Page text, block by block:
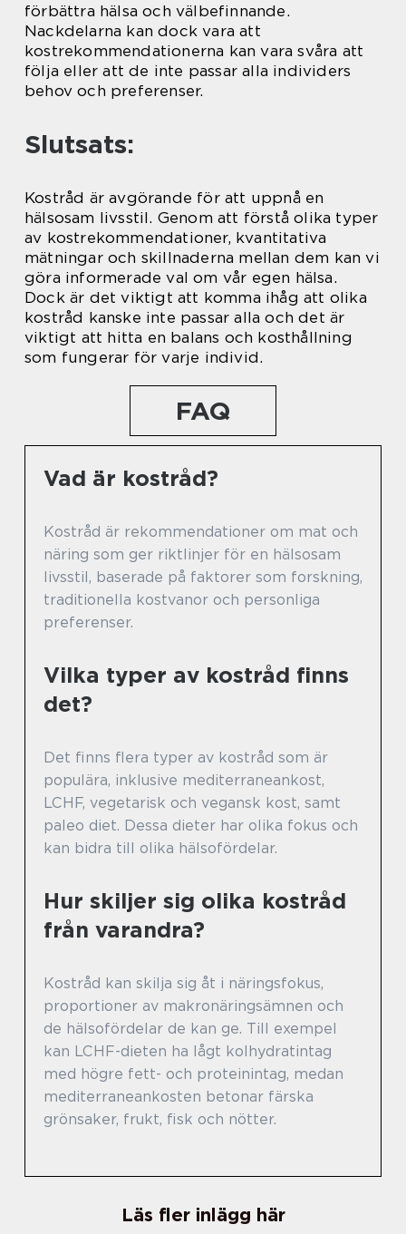
förbättra hälsa och välbefinnande.
Nackdelarna kan dock vara att
kostrekommendationerna kan vara svåra att
följa eller att de inte passar alla individers
behov och preferenser.
Slutsats:
Kostråd är avgörande för att uppnå en
hälsosam livsstil. Genom att förstå olika typer
av kostrekommendationer, kvantitativa
mätningar och skillnaderna mellan dem kan vi
göra informerade val om vår egen hälsa.
Dock är det viktigt att komma ihåg att olika
kostråd kanske inte passar alla och det är
viktigt att hitta en balans och kosthållning
som fungerar för varje individ.
FAQ
Vad är kostråd?
Kostråd är rekommendationer om mat och
näring som ger riktlinjer för en hälsosam
livsstil, baserade på faktorer som forskning,
traditionella kostvanor och personliga
preferenser.
Vilka typer av kostråd finns
det?
Det finns flera typer av kostråd som är
populära, inklusive mediterraneankost,
LCHF, vegetarisk och vegansk kost, samt
paleo diet. Dessa dieter har olika fokus och
kan bidra till olika hälsofördelar.
Hur skiljer sig olika kostråd
från varandra?
Kostråd kan skilja sig åt i näringsfokus,
proportioner av makronäringsämnen och
de hälsofördelar de kan ge. Till exempel
kan LCHF-dieten ha lågt kolhydratintag
med högre fett- och proteinintag, medan
mediterraneankosten betonar färska
grönsaker, frukt, fisk och nötter.
Läs fler inlägg här